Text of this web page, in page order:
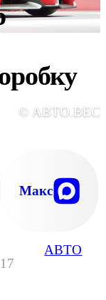
АВТО
©
Макс